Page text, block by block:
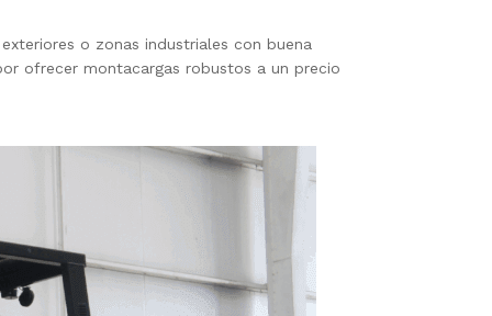
o zonas industriales con buena
ofrecer montacargas robustos a un precio